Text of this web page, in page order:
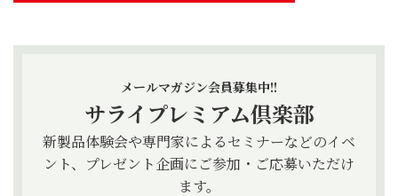
メールマガジン会員募集中!!
サライプレミアム倶楽部
新製品体験会や専門家によるセミナーなどのイベ
ント、プレゼント企画にご参加・ご応募いただけ
ます。